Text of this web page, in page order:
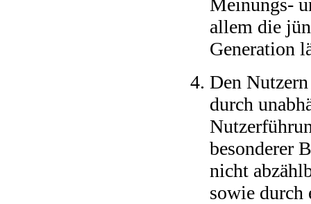
allem die
Generation
Den
durch
besonderer
nicht
sowie durch